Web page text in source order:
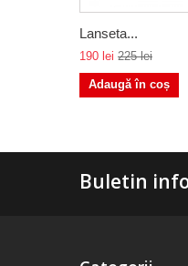
Lanseta...
190 lei 225 lei
Adaugă în coș
Buletin